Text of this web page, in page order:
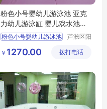
粉色小号婴幼儿游泳池 亚克
力幼儿游泳缸 婴儿戏水池商
用
粉色小号婴幼儿游泳池
婴儿戏水池商用
芦淞区阳
童游泳馆
￥ 1270.00 拨打电话